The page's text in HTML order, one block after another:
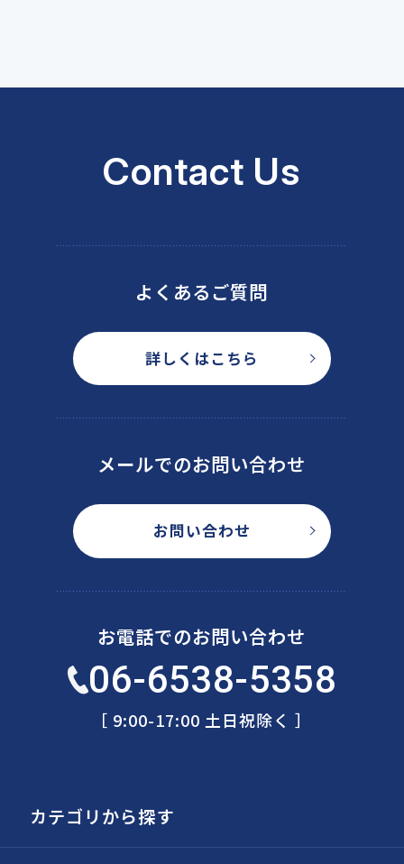
Contact Us
よくあるご質問
詳しくはこちら
メールでのお問い合わせ
お問い合わせ
お電話でのお問い合わせ
06-6538-5358
［ 9:00-17:00 土日祝除く ］
カテゴリから探す